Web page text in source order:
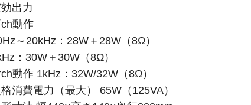
出力
動作
～20kHz：28W＋28W（8Ω）
：30W＋30W（8Ω）
動作 1kHz：32W/32W（8Ω）
消費電力（最大） 65W（125VA）